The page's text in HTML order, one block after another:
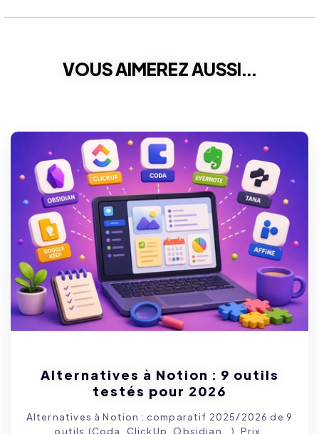
VOUS AIMEREZ AUSSI...
Alternatives à Notion : 9 outils
testés pour 2026
Alternatives à Notion : comparatif 2025/2026 de 9
outils (Coda, ClickUp, Obsidian...). Prix,